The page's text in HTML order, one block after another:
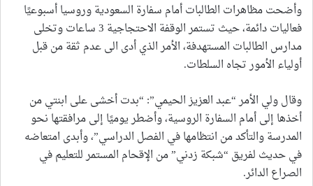
وأضحت مظاهرات الطالبات أمام سفارة السعودية وروسيا أسبوعيًا
فعاليات دائمة، حيث تستمر الوقفة الاحتجاجية 3 ساعات وتخلى
مدارس الطالبات المستهدفة، الأمر الذي أدى الى عدم ثقة من قبل
أولياء الأمور تجاه السلطات.
وقال ولي الأمر “عبد العزيز الحيمي”: “بدت أخشى على ابنتي من
أخذها إلى أمام السفارة الروسية، وأضطر يوميًا إلى مرافقتها نحو
المدرسة والتأكد من انتظامها في الفصل الدراسي”، وأبدى امتعاضه
في حديث لفريق “شبكة زدني” من الإقحام المستمر للتعليم في
الصراع الدائر.